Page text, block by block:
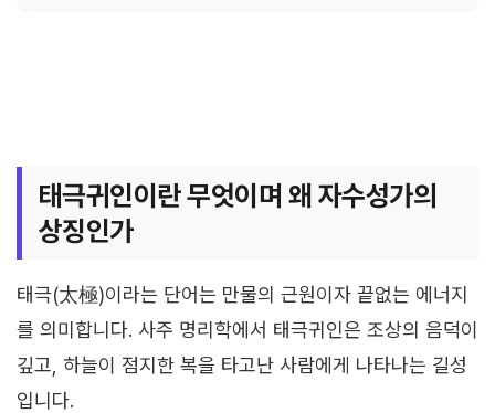
태극귀인이란 무엇이며 왜 자수성가의
상징인가
태극(太極)이라는 단어는 만물의 근원이자 끝없는 에너지
를 의미합니다. 사주 명리학에서 태극귀인은 조상의 음덕이
깊고, 하늘이 점지한 복을 타고난 사람에게 나타나는 길성
입니다.